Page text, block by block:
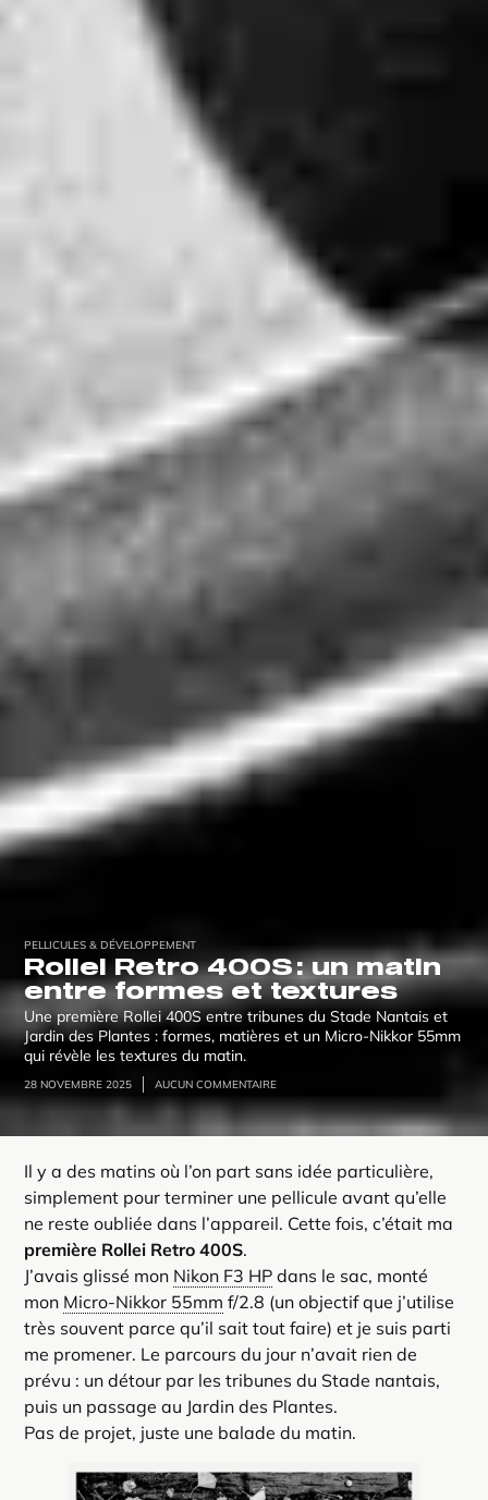
PELLICULES & DÉVELOPPEMENT
Rollei Retro 400S : un matin
entre formes et textures
Une première Rollei 400S entre tribunes du Stade Nantais et
Jardin des Plantes : formes, matières et un Micro-Nikkor 55mm
qui révèle les textures du matin.
28 NOVEMBRE 2025 AUCUN COMMENTAIRE
Il y a des matins où l’on part sans idée particulière,
simplement pour terminer une pellicule avant qu’elle
ne reste oubliée dans l’appareil. Cette fois, c’était ma
première Rollei Retro 400S.
J’avais glissé mon Nikon F3 HP dans le sac, monté
mon Micro-Nikkor 55mm f/2.8 (un objectif que j’utilise
très souvent parce qu’il sait tout faire) et je suis parti
me promener. Le parcours du jour n’avait rien de
prévu : un détour par les tribunes du Stade nantais,
puis un passage au Jardin des Plantes.
Pas de projet, juste une balade du matin.